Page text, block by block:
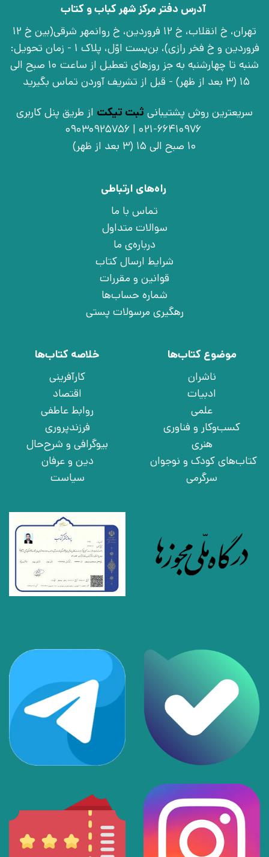
آدرس دفتر مرکز شهر کباب و کتاب
تهران، خ انقلاب، خ 12 فروردین، خ روانمهر شرقی(بین خ 12
فروردین و خ فخر رازی)، بن‌بست اوّل، پلاک 1 - زمان تحویل:
شنبه تا چهارشنبه به جز روزهای تعطیل از ساعت 10 صبح الی
15 (3 بعد از ظهر) - قبل از تشریف آوردن تماس بگیرید
سریعترین روش پشتیبانی ثبت تیکت از طریق پنل کاربری
021-66410976 | 09030925756
10 صبح الی 15 (3 بعد از ظهر)
راه‌های ارتباطی
تماس با ما
سوالات متداول
درباره‌ی ما
شرایط ارسال کتاب
قوانین و مقررات
شماره حساب‌ها
رهگیری مرسولات پستی
موضوع کتاب‌ها
ناشران
ادبیات
علمی
کسب‌وکار و فناوری
هنری
کتاب‌های کودک و نوجوان
سرگرمی
خلاصه کتاب‌ها
کارآفرینی
اقتصاد
روابط عاطفی
فرزندپروری
بیوگرافی و شرح‌حال
دین و عرفان
سیاست